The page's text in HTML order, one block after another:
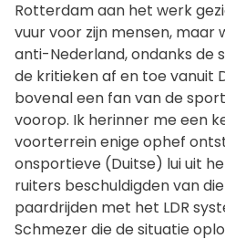
Rotterdam aan het werk
vuur voor zijn mensen, maar
anti-Nederland, ondanks de
de kritieken af en toe vanuit
bovenal een fan van de
voorop. Ik herinner me een
voorterrein enige ophef
onsportieve (Duitse) lui uit
ruiters beschuldigden van
paardrijden met het LDR
Schmezer die de situatie